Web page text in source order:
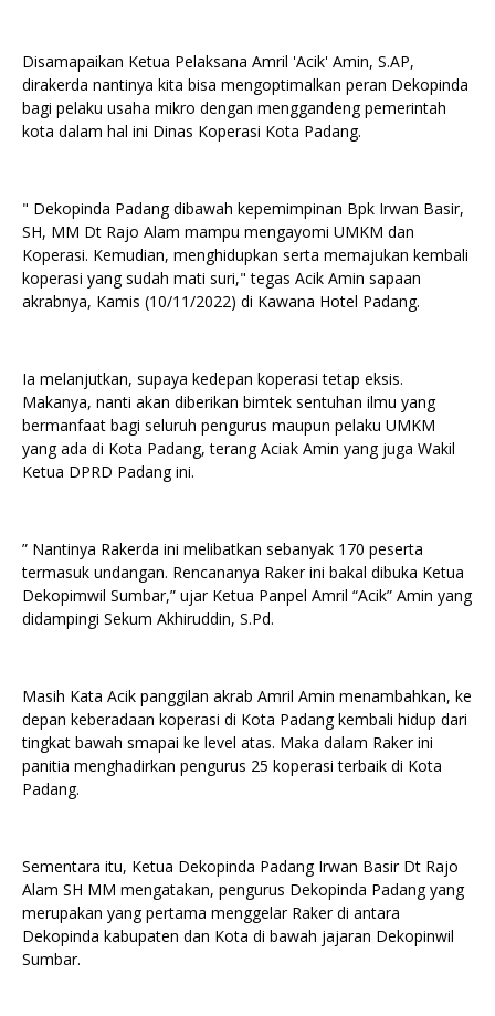
Disamapaikan Ketua Pelaksana Amril 'Acik' Amin, S.AP,
dirakerda nantinya kita bisa mengoptimalkan peran Dekopinda
bagi pelaku usaha mikro dengan menggandeng pemerintah
kota dalam hal ini Dinas Koperasi Kota Padang.
" Dekopinda Padang dibawah kepemimpinan Bpk Irwan Basir,
SH, MM Dt Rajo Alam mampu mengayomi UMKM dan
Koperasi. Kemudian, menghidupkan serta memajukan kembali
koperasi yang sudah mati suri," tegas Acik Amin sapaan
akrabnya, Kamis (10/11/2022) di Kawana Hotel Padang.
Ia melanjutkan, supaya kedepan koperasi tetap eksis.
Makanya, nanti akan diberikan bimtek sentuhan ilmu yang
bermanfaat bagi seluruh pengurus maupun pelaku UMKM
yang ada di Kota Padang, terang Aciak Amin yang juga Wakil
Ketua DPRD Padang ini.
” Nantinya Rakerda ini melibatkan sebanyak 170 peserta
termasuk undangan. Rencananya Raker ini bakal dibuka Ketua
Dekopimwil Sumbar,” ujar Ketua Panpel Amril “Acik” Amin yang
didampingi Sekum Akhiruddin, S.Pd.
Masih Kata Acik panggilan akrab Amril Amin menambahkan, ke
depan keberadaan koperasi di Kota Padang kembali hidup dari
tingkat bawah smapai ke level atas. Maka dalam Raker ini
panitia menghadirkan pengurus 25 koperasi terbaik di Kota
Padang.
Sementara itu, Ketua Dekopinda Padang Irwan Basir Dt Rajo
Alam SH MM mengatakan, pengurus Dekopinda Padang yang
merupakan yang pertama menggelar Raker di antara
Dekopinda kabupaten dan Kota di bawah jajaran Dekopinwil
Sumbar.